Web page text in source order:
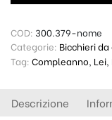
COD: 300.379-nome
Categorie: Bicchieri
Tag: Compleanno Lei
Descrizione